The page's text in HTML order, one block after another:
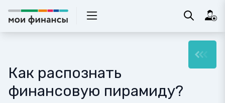
Как распознать
финансовую пирамиду?